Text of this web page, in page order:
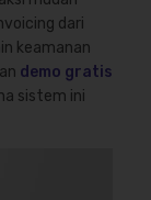
dari
keamanan
demo gratis
sistem ini